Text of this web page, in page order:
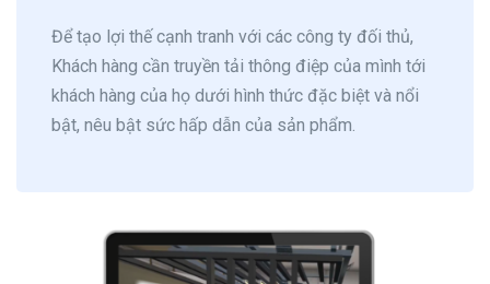
Để tạo lợi thế cạnh tranh với các công ty đối thủ,
Khách hàng cần truyền tải thông điệp của mình tới
khách hàng của họ dưới hình thức đặc biệt và nổi
bật, nêu bật sức hấp dẫn của sản phẩm.